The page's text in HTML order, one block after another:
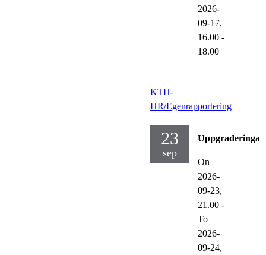
2026-
09-17,
16.00 -
18.00
KTH-
HR/Egenrapportering
23
sep
Uppgraderingar
On
2026-
09-23,
21.00 -
To
2026-
09-24,